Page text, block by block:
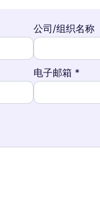
公司/组织名称
电子邮箱 *